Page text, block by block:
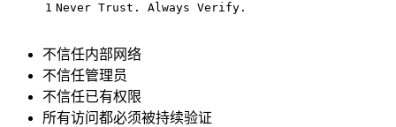
1 Never Trust. Always Verify.
不信任内部网络
不信任管理员
不信任已有权限
所有访问都必须被持续验证